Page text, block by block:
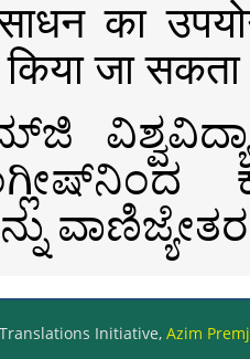
का
किया जा
Initiative, Azim